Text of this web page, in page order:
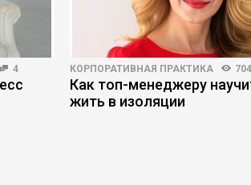
4 КОРПОРАТИВНАЯ ПРАКТИКА
Как топ-менеджеру
жить в изоляции